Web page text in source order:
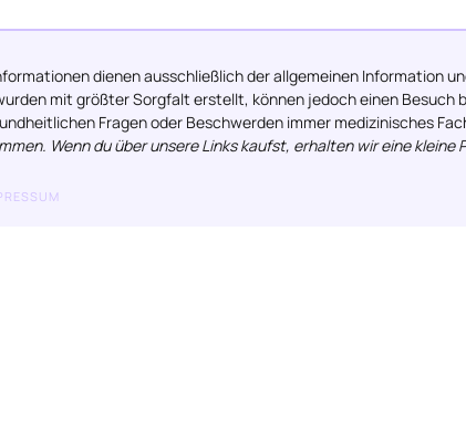
dienen ausschließlich der allgemeinen Information
mit größter Sorgfalt erstellt, können jedoch einen Besuch
Fragen oder Beschwerden immer medizinisches
Wenn du über unsere Links kaufst, erhalten wir eine kleine